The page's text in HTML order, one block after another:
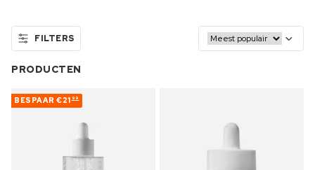
FILTERS
PRODUCTEN
BESPAAR €21 99